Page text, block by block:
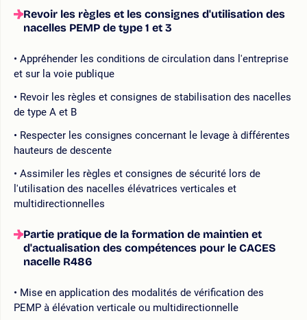
Revoir les règles et les consignes d'utilisation des
nacelles PEMP de type 1 et 3
Appréhender les conditions de circulation dans l'entreprise
et sur la voie publique
Revoir les règles et consignes de stabilisation des nacelles
de type A et B
Respecter les consignes concernant le levage à différentes
hauteurs de descente
Assimiler les règles et consignes de sécurité lors de
l'utilisation des nacelles élévatrices verticales et
multidirectionnelles
Partie pratique de la formation de maintien et
d'actualisation des compétences pour le CACES
nacelle R486
Mise en application des modalités de vérification des
PEMP à élévation verticale ou multidirectionnelle